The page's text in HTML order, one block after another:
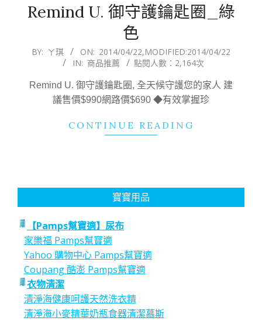
Remind U. 御守護鑰匙圈_綠
色
2014-
22
BY: ㄚ琪 ON: 2014/04/22,MODIFIED:2014/04/22
IN: 商品推薦 點閱人數：2,164次
Remind U. 御守護鑰匙圈, 全天候守護您的家人 建
議售價$990網路價$690 ◆有效掌握珍
CONTINUE READING
寶寶用品
【Pamps幫寶適】尿布
家樂福 Pamps幫寶適
Yahoo 購物中心 Pamps幫寶適
Coupang 酷澎 Pamps幫寶適
衣物清潔
清淨海健康呵護天然洗衣精
清淨海小麥精華奶瓶食器清潔慕斯